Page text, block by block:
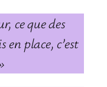
ce que des
place, c’est